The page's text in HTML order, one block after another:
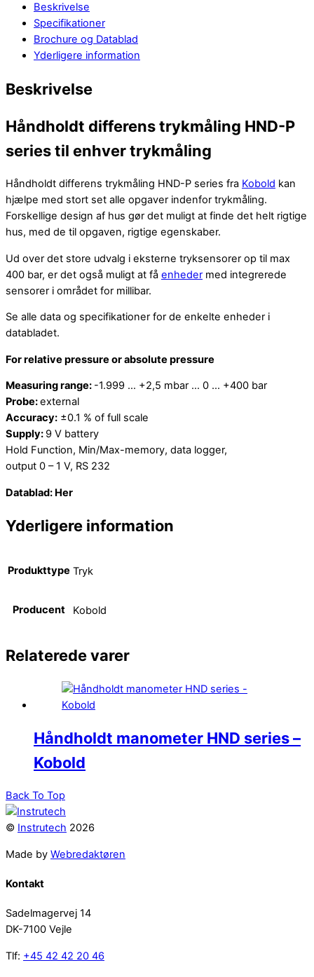
Beskrivelse
Specifikationer
Brochure og Datablad
Yderligere information
Beskrivelse
Håndholdt differens trykmåling HND-P
series til enhver trykmåling
Håndholdt differens trykmåling HND-P series fra Kobold kan
hjælpe med stort set alle opgaver indenfor trykmåling.
Forskellige design af hus gør det muligt at finde det helt rigtige
hus, med de til opgaven, rigtige egenskaber.
Ud over det store udvalg i eksterne tryksensorer op til max
400 bar, er det også muligt at få enheder med integrerede
sensorer i området for millibar.
Se alle data og specifikationer for de enkelte enheder i
databladet.
For relative pressure or absolute pressure
Measuring range: -1.999 … +2,5 mbar … 0 … +400 bar
Probe:external
Accuracy: ±0.1 % of full scale
Supply: 9 V battery
Hold Function, Min/Max-memory, data logger,
output 0 – 1 V, RS 232
Datablad: Her
Yderligere information
Produkttype Tryk
Producent Kobold
Relaterede varer
Håndholdt manometer HND series –
Kobold
Back To Top
© Instrutech 2026
Made by Webredaktøren
Kontakt
Sadelmagervej 14
DK-7100 Vejle
Tlf: +45 42 42 20 46